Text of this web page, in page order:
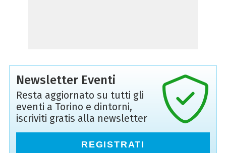
Newsletter Eventi
Resta aggiornato su tutti gli
eventi a Torino e dintorni,
iscriviti gratis alla newsletter
REGISTRATI